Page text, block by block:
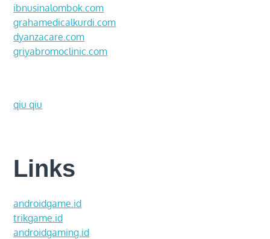
ibnusinalombok.com
grahamedicalkurdi.com
dyanzacare.com
griyabromoclinic.com
qiu qiu
Links
androidgame.id
trikgame.id
androidgaming.id